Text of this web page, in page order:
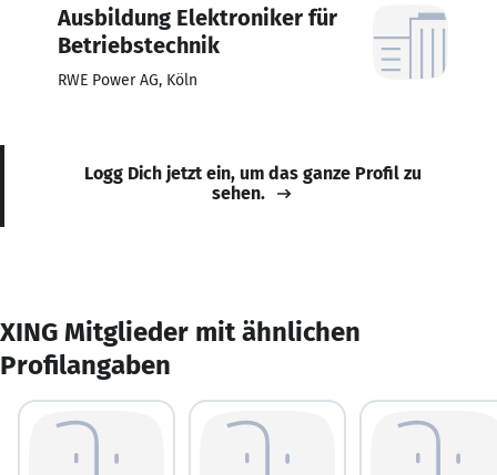
Ausbildung Elektroniker für
Betriebstechnik
RWE Power AG, Köln
Logg Dich jetzt ein, um das ganze Profil zu
sehen.
XING Mitglieder mit ähnlichen
Profilangaben